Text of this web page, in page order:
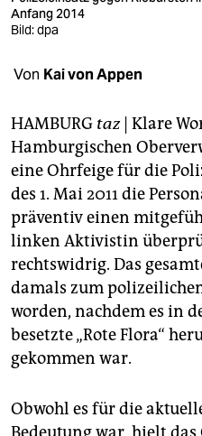
shop
unterstützen
abo
genossenschaft
epaper login
Anfang 2014
Bild: dpa
Von Kai von Appen
HAMBURG taz| Klare
Hamburgischen
eine Ohrfeige für die
des 1. Mai 2011 die
präventiv einen
linken Aktivistin
rechtswidrig. Das
damals zum
worden, nachdem es in
besetzte „Rote Flora“
gekommen war.
Obwohl es für die